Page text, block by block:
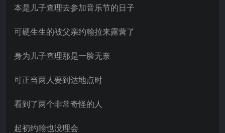
本是儿子查理去参加音乐节的日子
可硬生生的被父亲约翰拉来露营了
身为儿子查理那是一脸无奈
可正当两人要到达地点时
看到了两个非常奇怪的人
起初约翰也没理会